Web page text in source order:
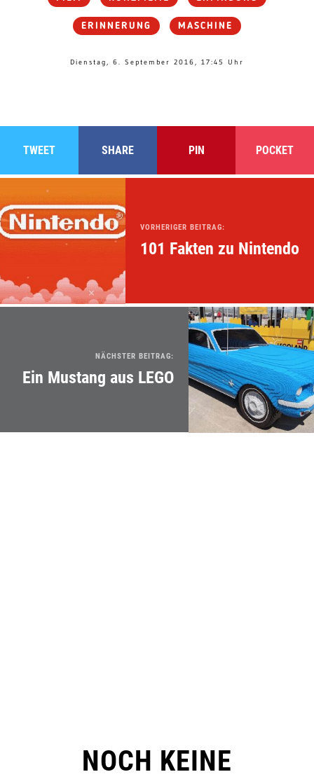
ERINNERUNG MASCHINE
Dienstag, 6. September 2016, 17:45 Uhr
TWEET SHARE PIN POCKET
VORHERIGER BEITRAG:
101 Fakten zu Nintendo
NÄCHSTER BEITRAG:
Ein Mustang aus LEGO
NOCH KEINE